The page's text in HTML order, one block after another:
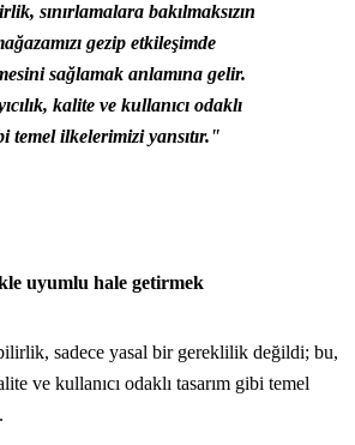
sınırlamalara bakılmaksızın
gezip etkileşimde
sağlamak anlamına gelir.
kalite ve kullanıcı odaklı
temel ilkelerimizi yansıtır."
uyumlu hale getirmek
sadece yasal bir gereklilik değildi; bu,
ve kullanıcı odaklı tasarım gibi temel